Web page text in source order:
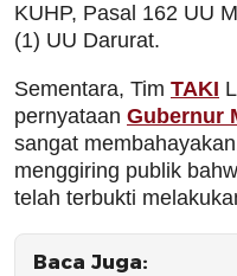
KUHP, Pasal 162 UU
(1) UU Darurat.
Sementara, Tim TAKI
pernyataan Gubernur
sangat
menggiring publik
telah terbukti
Baca Juga: